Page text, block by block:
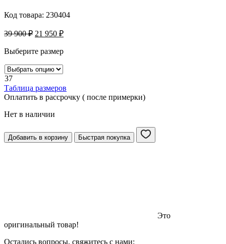
Код товара: 230404
39 900₽ 21 950 ₽
Выберите размер
37
Таблица размеров
Оплатить в рассрочку ( после примерки)
Нет в наличии
Добавить в корзину Быстрая покупка
Это
оригинальный товар!
Остались вопросы, свяжитесь с нами: